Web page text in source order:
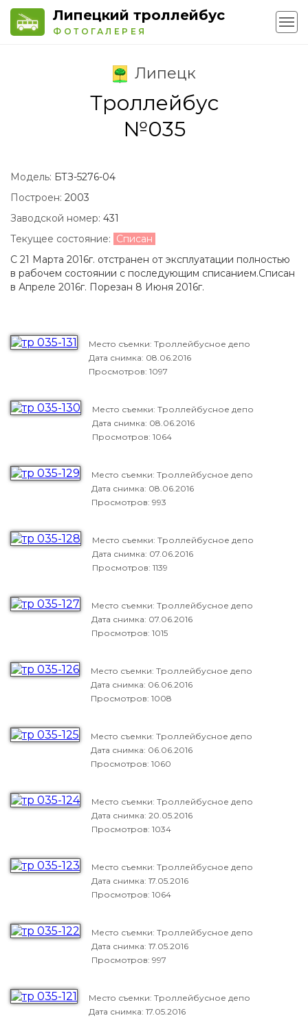
Липецкий троллейбус
ФОТОГАЛЕРЕЯ
Липецк
Троллейбус
№035
Модель: БТЗ-5276-04
Построен: 2003
Заводской номер: 431
Текущее состояние: Списан
С 21 Марта 2016г. отстранен от эксплуатации полностью
в рабочем состоянии с последующим списанием.Списан
в Апреле 2016г. Порезан 8 Июня 2016г.
Место съемки: Троллейбусное депо
Дата снимка: 08.06.2016
Просмотров: 1097
Место съемки: Троллейбусное депо
Дата снимка: 08.06.2016
Просмотров: 1064
Место съемки: Троллейбусное депо
Дата снимка: 08.06.2016
Просмотров: 993
Место съемки: Троллейбусное депо
Дата снимка: 07.06.2016
Просмотров: 1139
Место съемки: Троллейбусное депо
Дата снимка: 07.06.2016
Просмотров: 1015
Место съемки: Троллейбусное депо
Дата снимка: 06.06.2016
Просмотров: 1008
Место съемки: Троллейбусное депо
Дата снимка: 06.06.2016
Просмотров: 1060
Место съемки: Троллейбусное депо
Дата снимка: 20.05.2016
Просмотров: 1034
Место съемки: Троллейбусное депо
Дата снимка: 17.05.2016
Просмотров: 1064
Место съемки: Троллейбусное депо
Дата снимка: 17.05.2016
Просмотров: 997
Место съемки: Троллейбусное депо
Дата снимка: 17.05.2016